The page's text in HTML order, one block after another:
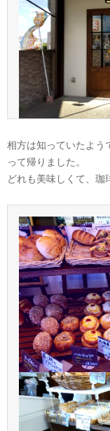
相方は知っていたよう
って帰りました。
どれも美味しくて、珈